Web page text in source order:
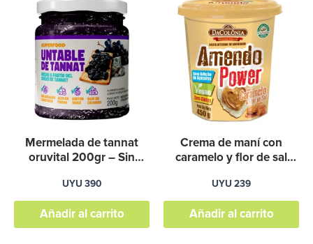
Mermelada de tannat
oruvital 200gr – Sin
UYU 390
Añadir al carrito
Crema de maní con
caramelo y flor de sal
UYU 239
Añadir al carrito